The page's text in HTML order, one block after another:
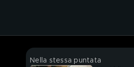
Nella stessa puntata